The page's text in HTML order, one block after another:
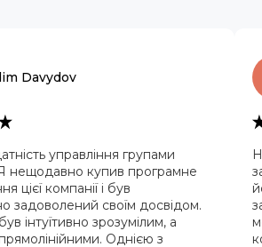
Davydov
управління групами
нещодавно купив програмне
цієї компанії і був
задоволений своїм досвідом.
інтуїтивно зрозумілим, а
прямолінійними. Однією з